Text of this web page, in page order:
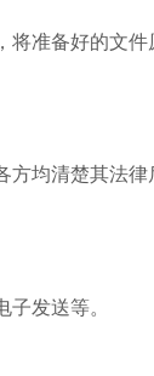
准备好的文
均清楚其法律
发送等。